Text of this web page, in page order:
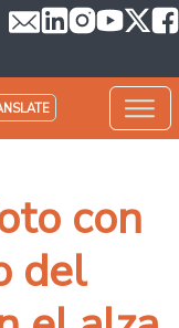
con
del